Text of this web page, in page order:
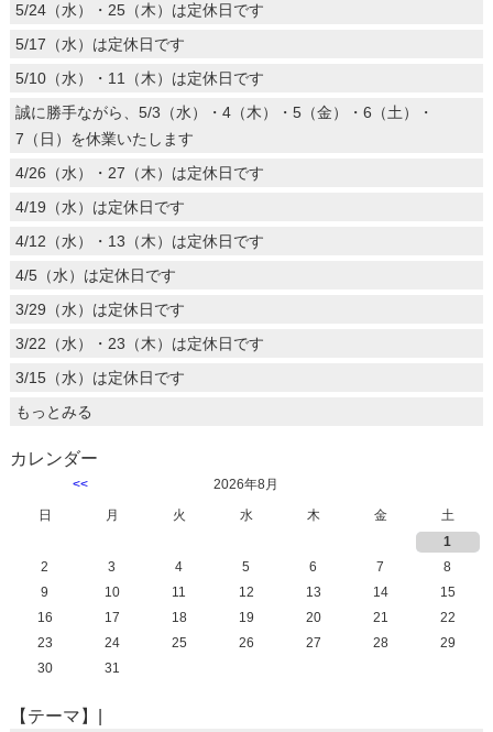
5/24（水）・25（木）は定休日です
5/17（水）は定休日です
5/10（水）・11（木）は定休日です
誠に勝手ながら、5/3（水）・4（木）・5（金）・6（土）・
7（日）を休業いたします
4/26（水）・27（木）は定休日です
4/19（水）は定休日です
4/12（水）・13（木）は定休日です
4/5（水）は定休日です
3/29（水）は定休日です
3/22（水）・23（木）は定休日です
3/15（水）は定休日です
もっとみる
カレンダー
<<
2026年8月
日
月 火 水 木 金
土
1
2
3 4 5 6 7
8
9
10 11 12 13 14
15
16
17 18 19 20 21
22
23
24 25 26 27 28
29
30
31
【テーマ】|